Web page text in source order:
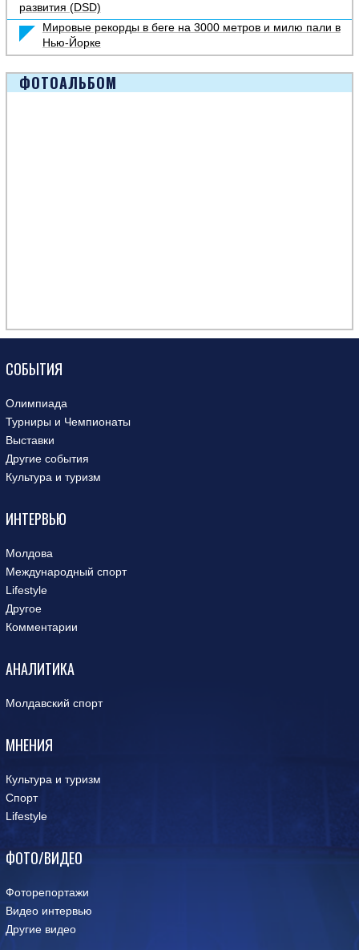
развития (DSD)
Мировые рекорды в беге на 3000 метров и милю пали в
Нью-Йорке
ФОТОАЛЬБОМ
СОБЫТИЯ
Олимпиада
Турниры и Чемпионаты
Выставки
Другие события
Культура и туризм
ИНТЕРВЬЮ
Молдова
Международный спорт
Lifestyle
Другое
Комментарии
АНАЛИТИКА
Молдавский спорт
МНЕНИЯ
Культура и туризм
Спорт
Lifestyle
ФОТО/ВИДЕО
Фоторепортажи
Видео интервью
Другие видео